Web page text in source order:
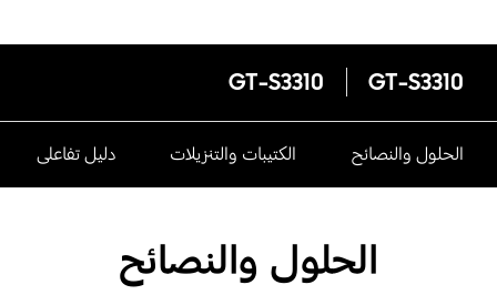
GT-S3310
GT-S3310
الحلول والنصائح الكتيبات والتنزيلات دليل تفاعلى
الحلول والنصائح